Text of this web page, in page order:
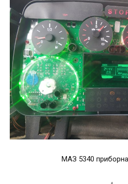
МАЗ 5340